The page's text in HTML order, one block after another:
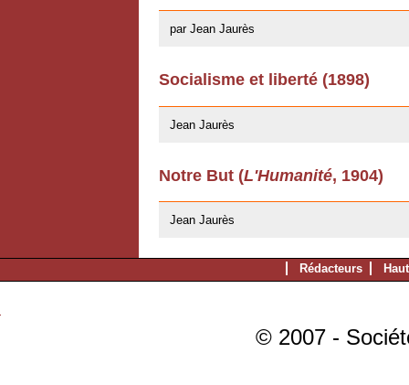
par Jean Jaurès
Socialisme et liberté (1898)
Jean Jaurès
Notre But (L'Humanité, 1904)
Jean Jaurès
Rédacteurs
© 2007 -